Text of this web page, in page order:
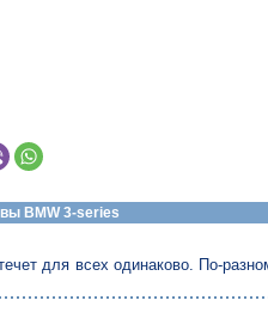
BMW 3-series
для всех одинаково. По-